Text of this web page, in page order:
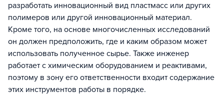
разработать инновационный вид пластмасс или других
полимеров или другой инновационный материал.
Кроме того, на основе многочисленных исследований
он должен предположить, где и каким образом может
использовать полученное сырье. Также инженер
работает с химическим оборудованием и реактивами,
поэтому в зону его ответственности входит содержание
этих инструментов работы в порядке.